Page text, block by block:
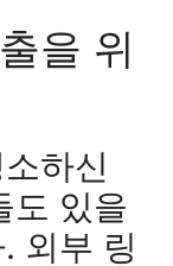
을 위
하신
도 있을
외부 링